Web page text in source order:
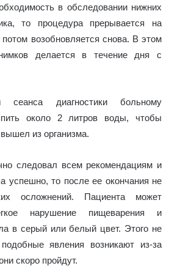
в обследовании нижних
то процедура прерывается на
потом возобновляется снова. В этом
делается в течение дня с
сеанса диагностики больному
около 2 литров воды, чтобы
из организма.
следовал всем рекомендациям и
успешно, то после ее окончания не
осложнений. Пациента может
нарушение пищеварения и
в серый или белый цвет. Этого не
явления возникают из-за
скоро пройдут.